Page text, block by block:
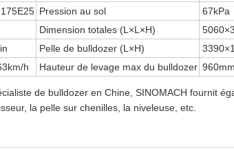
Pression au sol
67kPa
Dimension totales (L×L×H)
Pelle de bulldozer (L×H)
h Hauteur de levage max du bulldozer 960mm
de bulldozer en Chine, SINOMACH fournit
la pelle sur chenilles, la niveleuse, etc.